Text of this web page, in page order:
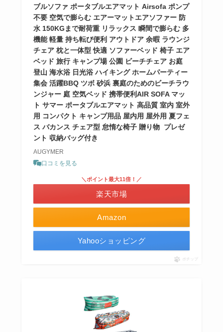
ブルソファ ポータブルエアマット Airsofa ポンプ
不要 空気で膨らむ エアーマットエアソファー 防
水 150KGまで耐荷重 リラックス 瞬間で膨らむ 多
機能 軽量 持ち転び便利 アウトドア 余暇 ラウンジ
チェア 枕と一体型 快適 ソファーベッド 椅子 エア
ベッド 旅行 キャンプ場 公園 ビーチチェア お庭
登山 海水浴 日光浴 ハイキング ホームパーティー
集会 活躍BBQ ツボ 砂浜 裏庭のためのビーチラウ
ンジャー 庭 空気ベッド 携帯便利AIR SOFA マッ
ト サマー ポータブルエアマット 高品質 室内 室外
用 コンパクト キャンプ用品 屋内用 屋外用 夏フェ
ス バカンス チェア型 怠惰な椅子 贈り物 プレゼ
ント 収納バッグ付き
AUGYMER
口コミを見る
Amazon
＼ポイント最大11倍！／
楽天市場
Yahooショッピング
ポチップ